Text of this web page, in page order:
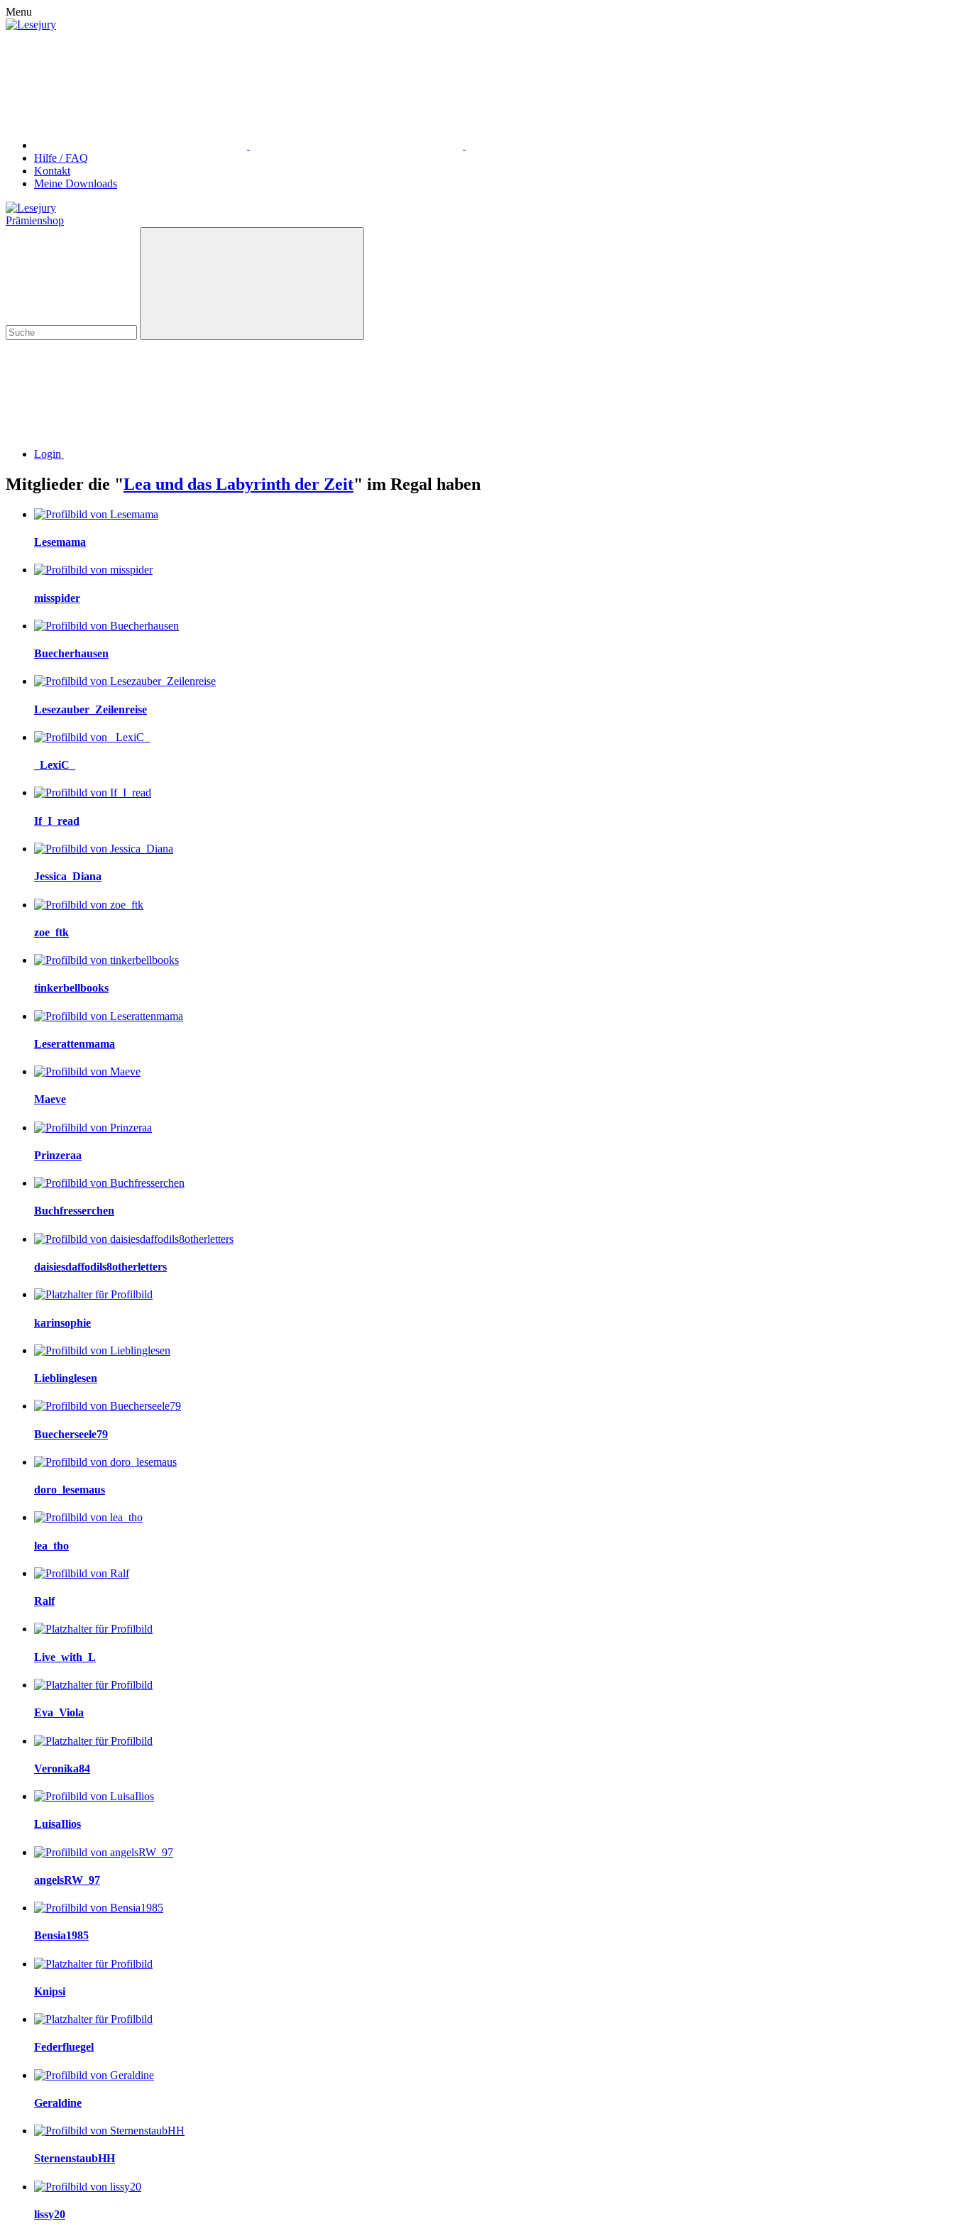
Menu
Hilfe / FAQ
Kontakt
Meine Downloads
Prämienshop
Login
Mitglieder die "Lea und das Labyrinth der Zeit" im Regal haben
Lesemama
misspider
Buecherhausen
Lesezauber_Zeilenreise
_LexiC_
If_I_read
Jessica_Diana
zoe_ftk
tinkerbellbooks
Leserattenmama
Maeve
Prinzeraa
Buchfresserchen
daisiesdaffodils8otherletters
karinsophie
Lieblinglesen
Buecherseele79
doro_lesemaus
lea_tho
Ralf
Live_with_L
Eva_Viola
Veronika84
LuisaIlios
angelsRW_97
Bensia1985
Knipsi
Federfluegel
Geraldine
SternenstaubHH
lissy20